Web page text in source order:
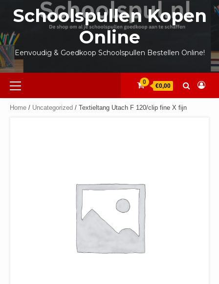
inhoud
Schoolspullen Kopen
Online
Eenvoudig & Goedkoop Schoolspullen Bestellen Online!
Primair
menu
0
€0,00
Home / Uncategorized / Textieltang Utach F 120/clip fine X fijn